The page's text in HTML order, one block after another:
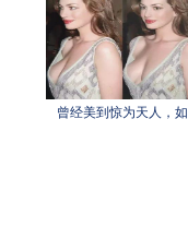
曾经美到惊为天人，如